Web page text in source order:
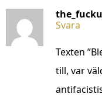
Svara
Texten
till, var